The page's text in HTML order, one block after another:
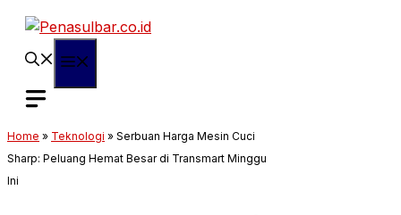
Langsung
Home » Teknologi » Serbuan Harga Mesin Cuci
Sharp: Peluang Hemat Besar di Transmart Minggu
Ini